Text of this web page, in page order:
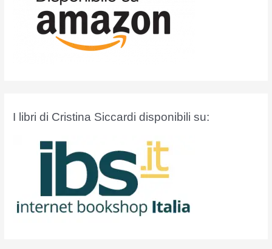
I libri di Cristina Siccardi disponibili su: